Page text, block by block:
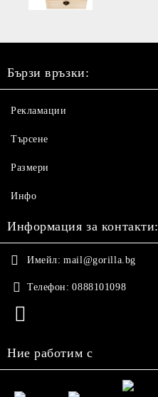
Бързи връзки:
Рекламации
Търсене
Размери
Инфо
Информация за контакти:
Имейл: mail@gorilla.bg
Телефон: 0888101098
Ние работим с